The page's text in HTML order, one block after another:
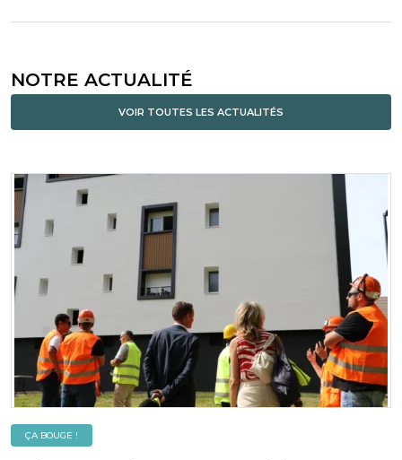
NOTRE ACTUALITÉ
VOIR TOUTES LES ACTUALITÉS
ÇA BOUGE !